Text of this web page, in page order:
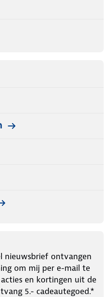
nieuwsbrief ontvangen
om mij per e-mail te
en kortingen uit de
5.- cadeautegoed.*